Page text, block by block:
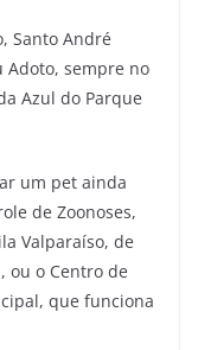
Santo André
Adoto, sempre no
Azul do Parque
um pet ainda
de Zoonoses,
Valparaíso, de
ou o Centro de
que funciona